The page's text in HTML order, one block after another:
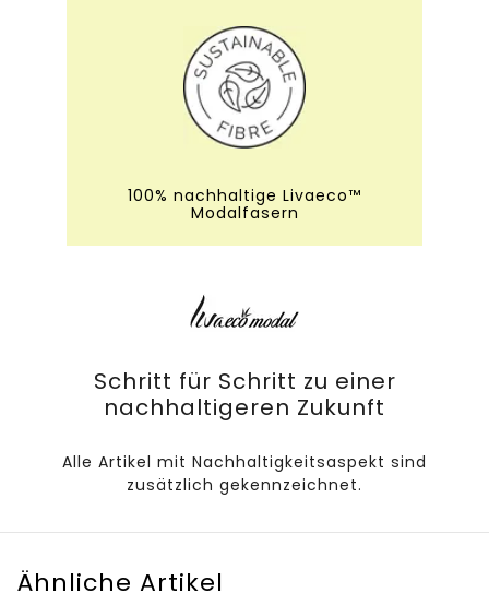
100% nachhaltige Livaeco™
Modalfasern
Schritt für Schritt zu einer
nachhaltigeren Zukunft
Alle Artikel mit Nachhaltigkeitsaspekt sind
zusätzlich gekennzeichnet.
Ähnliche Artikel